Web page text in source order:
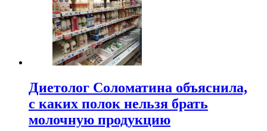
Диетолог Соломатина объяснила,
с каких полок нельзя брать
молочную продукцию